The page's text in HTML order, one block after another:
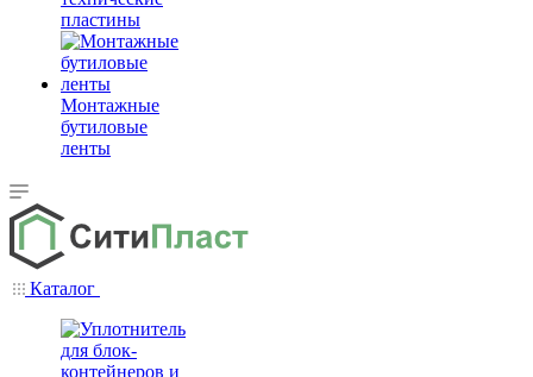
пластины
Монтажные
бутиловые
ленты
Каталог